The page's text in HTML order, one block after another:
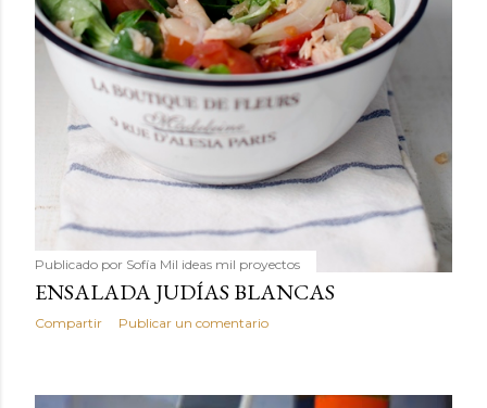
Publicado por Sofía Mil ideas mil proyectos
ENSALADA JUDÍAS BLANCAS
Compartir Publicar un comentario